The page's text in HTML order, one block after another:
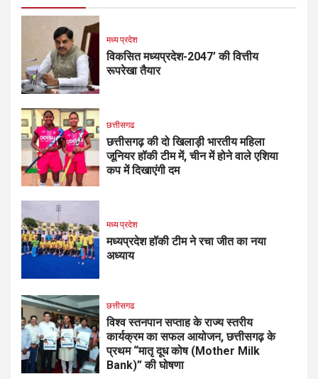
मध्य प्रदेश
विकसित मध्यप्रदेश-2047’ की वित्तीय
रूपरेखा तैयार
छत्तीसगढ
छत्तीसगढ़ की दो खिलाड़ी भारतीय महिला
जूनियर हॉकी टीम में, चीन में होने वाले एशिया
कप में दिखाएंगी दम
मध्य प्रदेश
मध्यप्रदेश हॉकी टीम ने रचा जीत का नया
अध्याय
छत्तीसगढ
विश्व स्तनपान सप्ताह के राज्य स्तरीय
कार्यक्रम का सफल आयोजन, छत्तीसगढ़ के
प्रथम “मातृ दूध कोष (Mother Milk
Bank)” की घोषणा